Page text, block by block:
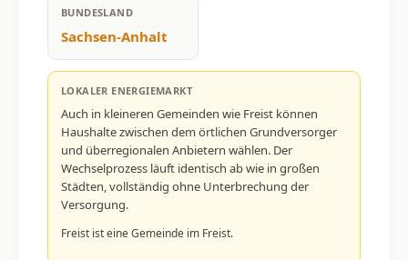
BUNDESLAND
Sachsen-Anhalt
LOKALER ENERGIEMARKT
Auch in kleineren Gemeinden wie Freist können
Haushalte zwischen dem örtlichen Grundversorger
und überregionalen Anbietern wählen. Der
Wechselprozess läuft identisch ab wie in großen
Städten, vollständig ohne Unterbrechung der
Versorgung.
Freist ist eine Gemeinde im Freist.